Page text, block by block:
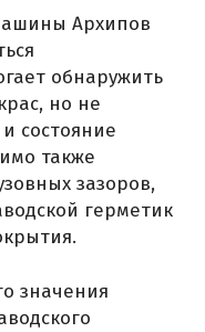
Архипов
обнаружить
но не
состояние
также
зазоров,
герметик
значения